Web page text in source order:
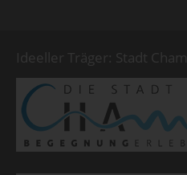
Ideeller Träger: Stadt Cham